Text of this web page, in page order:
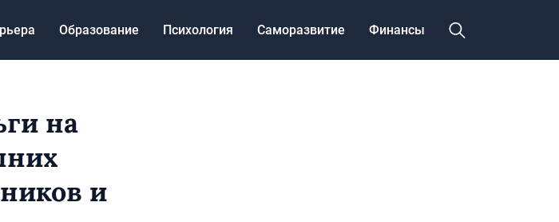
Образование Психология Саморазвитие Финансы
на
и